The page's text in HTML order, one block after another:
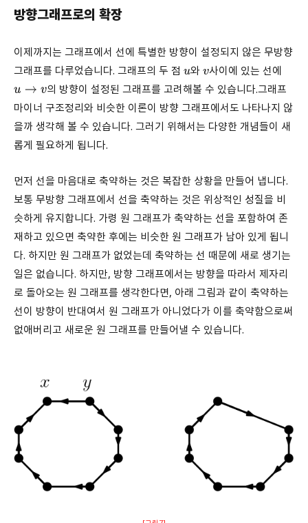
방향그래프로의 확장
이제까지는 그래프에서 선에 특별한 방향이 설정되지 않은 무방향
그래프를 다루었습니다. 그래프의 두 점 u와v사이에 있는 선에
u→v
의 방향이 설정된 그래프를 고려해볼 수 있습니다.그래프
마이너 구조정리와 비슷한 이론이 방향 그래프에서도 나타나지 않
을까 생각해 볼 수 있습니다. 그러기 위해서는 다양한 개념들이 새
롭게 필요하게 됩니다.
먼저 선을 마음대로 축약하는 것은 복잡한 상황을 만들어 냅니다.
보통 무방향 그래프에서 선을 축약하는 것은 위상적인 성질을 비
슷하게 유지합니다. 가령 원 그래프가 축약하는 선을 포함하여 존
재하고 있으면 축약한 후에는 비슷한 원 그래프가 남아 있게 됩니
다. 하지만 원 그래프가 없었는데 축약하는 선 때문에 새로 생기는
일은 없습니다. 하지만, 방향 그래프에서는 방향을 따라서 제자리
로 돌아오는 원 그래프를 생각한다면, 아래 그림과 같이 축약하는
선이 방향이 반대여서 원 그래프가 아니었다가 이를 축약함으로써
없애버리고 새로운 원 그래프를 만들어낼 수 있습니다.